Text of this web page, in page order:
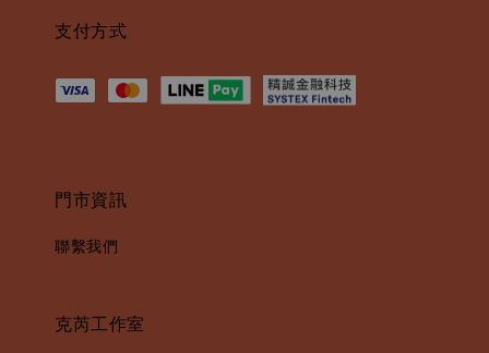
支付方式
門市資訊
聯繫我們
克芮工作室